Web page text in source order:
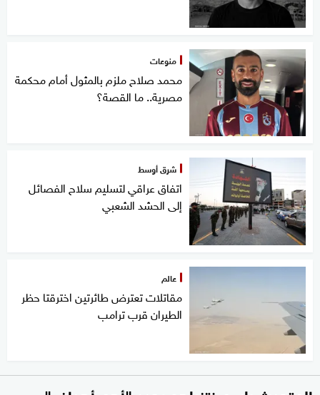
منوعات
محمد صلاح ملزم بالمثول أمام محكمة
مصرية.. ما القصة؟
شرق أوسط
اتفاق عراقي لتسليم سلاح الفصائل
إلى الحشد الشعبي
عالم
مقاتلات تعترض طائرتين اخترقتا حظر
الطيران قرب ترامب